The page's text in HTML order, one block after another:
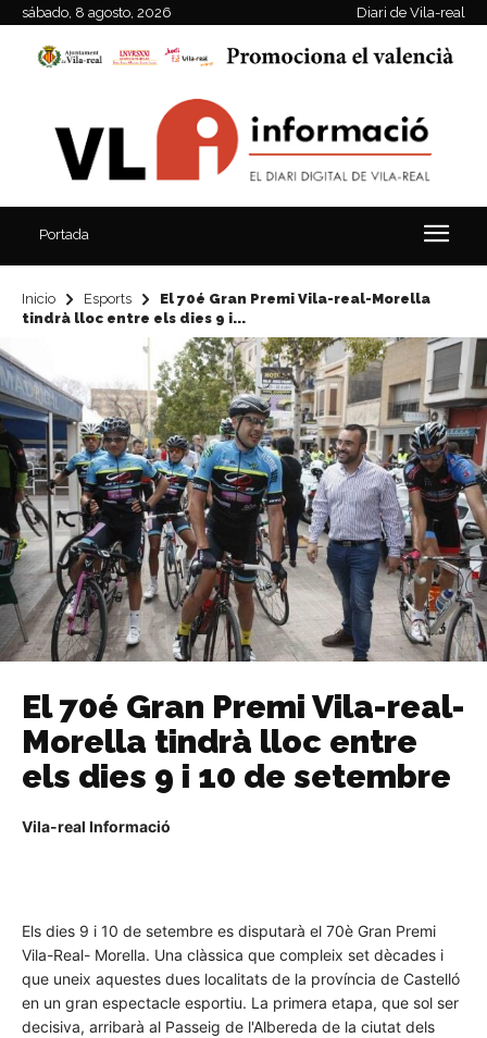
sábado, 8 agosto, 2026 Diari de Vila-real
Portada
Inicio Esports
El 70é Gran Premi Vila-real-Morella
tindrà lloc entre els dies 9 i...
El 70é Gran Premi Vila-real-
Morella tindrà lloc entre
els dies 9 i 10 de setembre
Vila-real Informació
Els dies 9 i 10 de setembre es disputarà el 70è Gran Premi
Vila-Real- Morella. Una clàssica que compleix set dècades i
que uneix aquestes dues localitats de la província de Castelló
en un gran espectacle esportiu. La primera etapa, que sol ser
decisiva, arribarà al Passeig de l'Albereda de la ciutat dels